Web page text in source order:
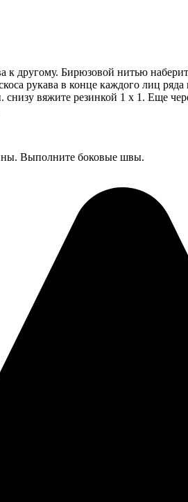
к другому. Бирюзовой нитью
рукава в конце каждого лиц
вяжите резинкой 1 х 1. Еще
Выполните боковые швы.